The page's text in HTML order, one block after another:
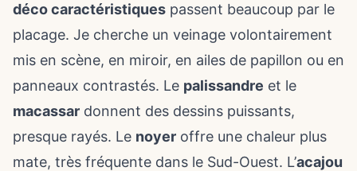
déco caractéristiques passent beaucoup par le
placage. Je cherche un veinage volontairement
mis en scène, en miroir, en ailes de papillon ou en
panneaux contrastés. Le palissandre et le
macassar donnent des dessins puissants,
presque rayés. Le noyer offre une chaleur plus
mate, très fréquente dans le Sud-Ouest. L’acajou